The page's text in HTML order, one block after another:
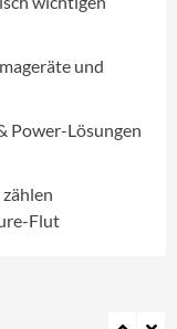
und
Power-Lösungen
Flut
für iPhone und
des BSI